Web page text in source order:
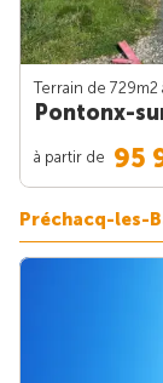
Terrain de 729m2
Pontonx-
à partir de 95
Préchacq-les-